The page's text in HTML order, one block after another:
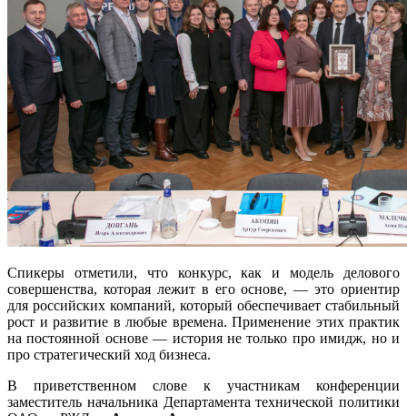
Спикеры отметили, что конкурс, как и модель делового
совершенства, которая лежит в его основе, — это ориентир
для российских компаний, который обеспечивает стабильный
рост и развитие в любые времена. Применение этих практик
на постоянной основе — история не только про имидж, но и
про стратегический ход бизнеса.
В приветственном слове к участникам конференции
заместитель начальника Департамента технической политики